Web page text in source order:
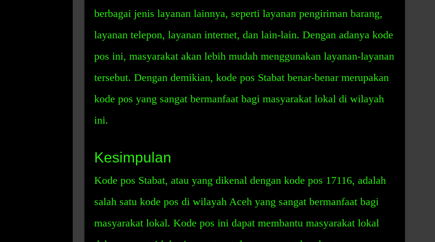
berbagai jenis layanan lainnya, seperti layanan pengiriman barang,
layanan telepon, layanan internet, dan lain-lain. Dengan adanya kode
pos ini, masyarakat akan lebih mudah menggunakan layanan-layanan
tersebut. Dengan demikian, kode pos Stabat benar-benar merupakan
kode pos yang sangat bermanfaat bagi masyarakat lokal di wilayah
ini.
Kesimpulan
Kode pos Stabat, atau yang dikenal dengan kode pos 17116, adalah
salah satu kode pos di wilayah Aceh yang sangat bermanfaat bagi
masyarakat lokal. Kode pos ini dapat membantu masyarakat lokal